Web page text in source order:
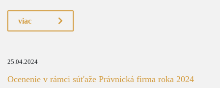
viac
25.04.2024
Ocenenie v rámci súťaže Právnická firma roka 2024